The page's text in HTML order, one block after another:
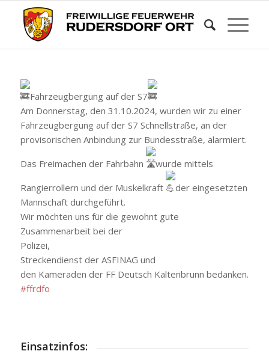
Fahrzeugbergung auf der S7
Am Donnerstag, den 31.10.2024, wurden wir zu einer
Fahrzeugbergung auf der S7 Schnellstraße, an der
provisorischen Anbindung zur Bundesstraße, alarmiert.
Das Freimachen der Fahrbahn
wurde mittels
Rangierrollern und der Muskelkraft
der eingesetzten
Mannschaft durchgeführt.
Wir möchten uns für die gewohnt gute
Zusammenarbeit bei der
Polizei,
Streckendienst der ASFINAG und
den Kameraden der FF Deutsch Kaltenbrunn bedanken.
#ffrdfo
Einsatzinfos: